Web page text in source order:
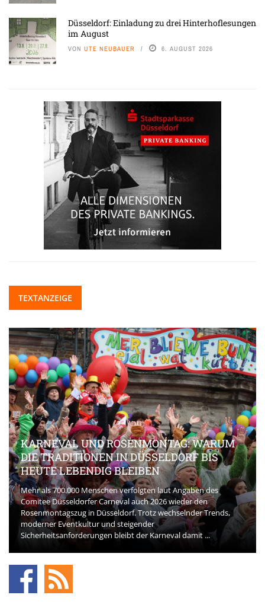
Düsseldorf: Einladung zu drei Hinterhoflesungen
im August
VON UTE NEUBAUER 6. AUGUST 2026
TEXTANZEIGE
KARNEVAL UND ROSENMONTAG: WARUM
DIE TRADITIONEN IN DÜSSELDORF BIS
HEUTE LEBENDIG BLEIBEN
Mehr als 700.000 Menschen verfolgten laut Angaben des
Comitee Düsseldorfer Carneval auch 2026 wieder den
Rosenmontagszug in Düsseldorf. Trotz wechselnder Trends,
moderner Eventkultur und steigender
Sicherheitsanforderungen bleibt der Karneval damit ...